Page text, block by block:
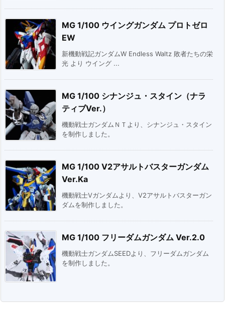
MG 1/100 ウイングガンダム プロトゼロ
EW
新機動戦記ガンダムW Endless Waltz 敗者たちの栄
光 より ウイング ...
MG 1/100 シナンジュ・スタイン（ナラ
ティブVer.）
機動戦士ガンダムＮＴより、シナンジュ・スタイン
を制作しました。
MG 1/100 V2アサルトバスターガンダム
Ver.Ka
機動戦士Vガンダムより、V2アサルトバスターガン
ダムを制作しました。
MG 1/100 フリーダムガンダム Ver.2.0
機動戦士ガンダムSEEDより、フリーダムガンダム
を制作しました。